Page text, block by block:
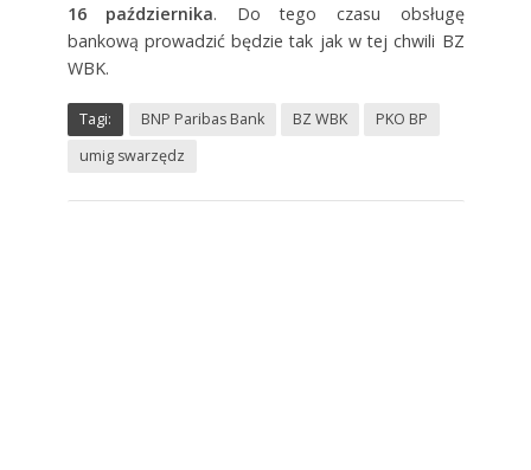
16 października. Do tego czasu obsługę
bankową prowadzić będzie tak jak w tej chwili BZ
WBK.
Tagi: BNP Paribas Bank BZ WBK
PKO BP
umig swarzędz